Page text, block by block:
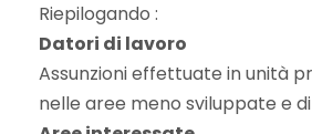
Riepilogando :
Datori di lavoro
Assunzioni effettuate in unità
nelle aree meno sviluppate e